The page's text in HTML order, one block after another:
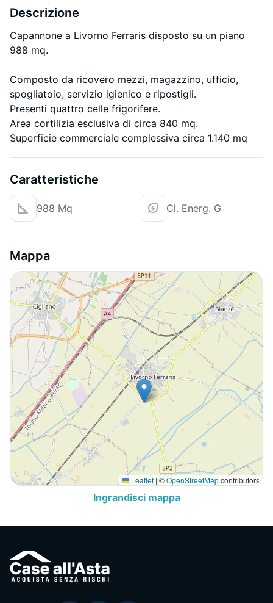
Descrizione
Capannone a Livorno Ferraris disposto su un piano
988 mq.
Composto da ricovero mezzi, magazzino, ufficio,
spogliatoio, servizio igienico e ripostigli.
Presenti quattro celle frigorifere.
Area cortilizia esclusiva di circa 840 mq.
Superficie commerciale complessiva circa 1.140 mq
Caratteristiche
988 Mq Cl. Energ. G
Mappa
Leaflet | ©OpenStreetMapcontributors
Ingrandisci mappa